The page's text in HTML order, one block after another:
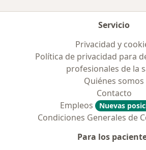
Servicio
Privacidad y
Política de privacidad para
profesionales de la
Quiénes somos
Contacto
Empleos
Nuevas
Condiciones Generales de
Para los